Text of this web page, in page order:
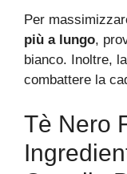
Per
più a lungo,
bianco. Inoltre,
combattere la
Tè Nero